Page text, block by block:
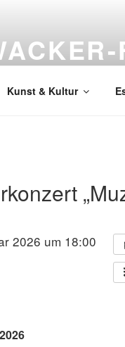
Kunst & Kultur
2026 um 18:00